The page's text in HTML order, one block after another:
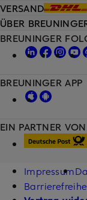
VERSAND
ÜBER
EIN PARTNER VON
BREUNINGER
BREUNINGER APP
Impressum